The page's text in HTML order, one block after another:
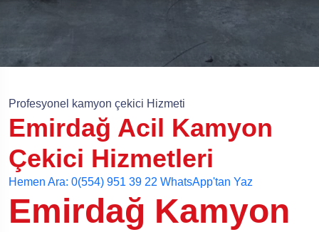
Profesyonel kamyon çekici Hizmeti
Emirdağ Acil Kamyon
Çekici Hizmetleri
Hemen Ara: 0(554) 951 39 22 WhatsApp'tan Yaz
Emirdağ Kamyon